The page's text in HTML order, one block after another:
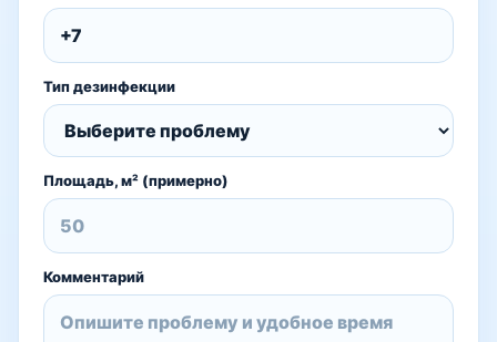
Тип дезинфекции
Площадь, м² (примерно)
Комментарий